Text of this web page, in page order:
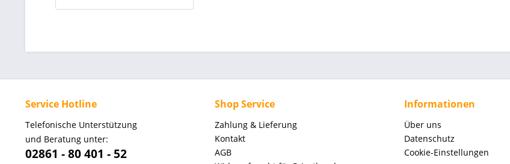
Service Hotline
Telefonische Unterstützung
und Beratung unter:
02861 - 80 401 - 52
Shop Service
Zahlung & Lieferung
Kontakt
AGB
Informationen
Über uns
Datenschutz
Cookie-Einstellungen